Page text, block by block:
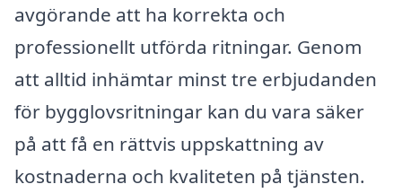
avgörande att ha korrekta och
professionellt utförda ritningar. Genom
att alltid inhämtar minst tre erbjudanden
för bygglovsritningar kan du vara säker
på att få en rättvis uppskattning av
kostnaderna och kvaliteten på tjänsten.